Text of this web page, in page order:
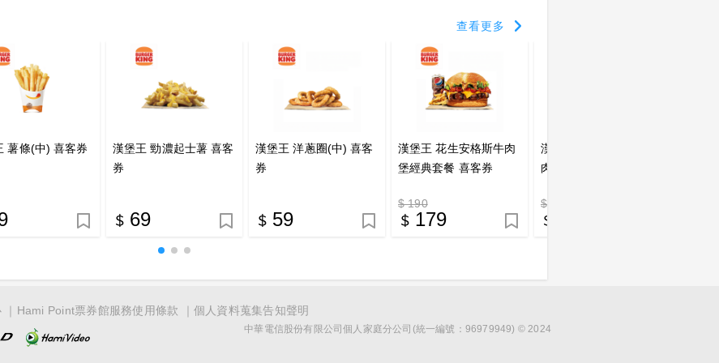
查看更多
薯條(中) 喜客券
漢堡王 勁濃起士薯 喜客
券
69
漢堡王 洋蔥圈(中) 喜客
券
59
漢堡王 花生安格斯牛肉
堡經典套餐 喜客券
$ 190
179
漢堡王 重磅培根雙層牛
肉堡經典套餐 喜客券
$ 234
Hami Point票券館服務使用條款 個人資料蒐集告知聲明
中華電信股份有限公司個人家庭分公司(統一編號：96979949) © 2024